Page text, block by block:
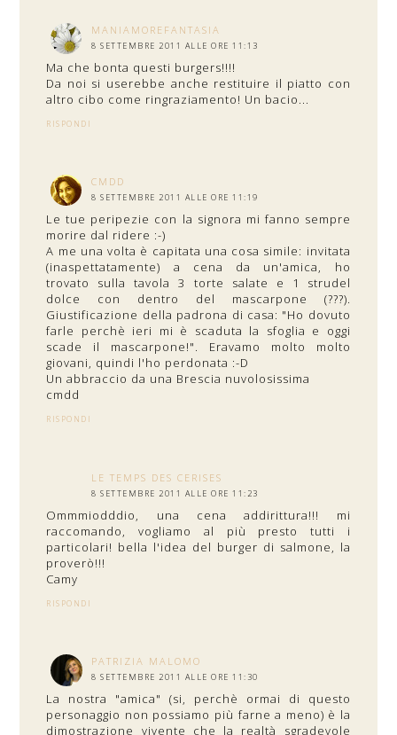
MANIAMOREFANTASIA
8 SETTEMBRE 2011 ALLE ORE 11:13
Ma che bonta questi burgers!!!!
Da noi si userebbe anche restituire il piatto con
altro cibo come ringraziamento! Un bacio...
RISPONDI
CMDD
8 SETTEMBRE 2011 ALLE ORE 11:19
Le tue peripezie con la signora mi fanno sempre
morire dal ridere :-)
A me una volta è capitata una cosa simile: invitata
(inaspettatamente) a cena da un'amica, ho
trovato sulla tavola 3 torte salate e 1 strudel
dolce con dentro del mascarpone (???).
Giustificazione della padrona di casa: "Ho dovuto
farle perchè ieri mi è scaduta la sfoglia e oggi
scade il mascarpone!". Eravamo molto molto
giovani, quindi l'ho perdonata :-D
Un abbraccio da una Brescia nuvolosissima
cmdd
RISPONDI
LE TEMPS DES CERISES
8 SETTEMBRE 2011 ALLE ORE 11:23
Ommmiodddio, una cena addirittura!!! mi
raccomando, vogliamo al più presto tutti i
particolari! bella l'idea del burger di salmone, la
proverò!!!
Camy
RISPONDI
PATRIZIA MALOMO
8 SETTEMBRE 2011 ALLE ORE 11:30
La nostra "amica" (si, perchè ormai di questo
personaggio non possiamo più farne a meno) è la
dimostrazione vivente che la realtà sgradevole